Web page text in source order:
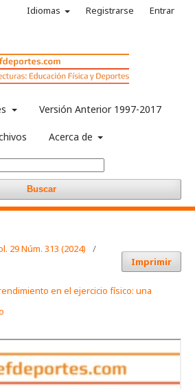
Versión Anterior 1997-2017
Acerca de
Buscar
Idiomas Registrarse Entrar
29 Núm. 313 (2024)
/
Imprimir
en el ejercicio físico: una